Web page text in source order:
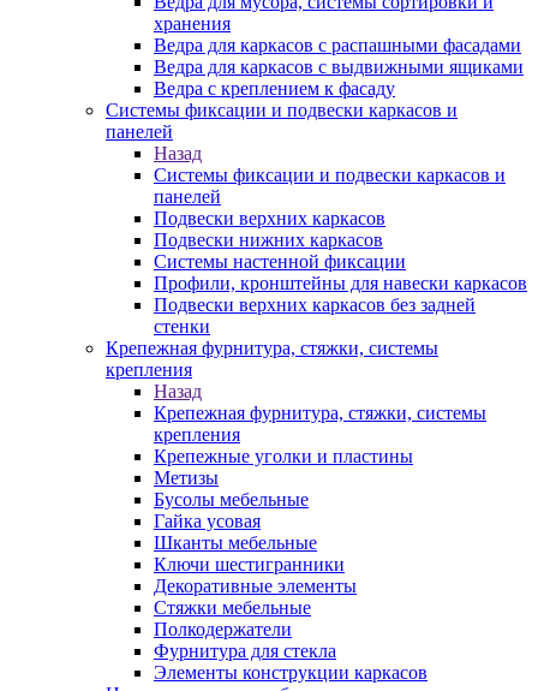
хранения
Ведра для каркасов с распашными фасадами
Ведра для каркасов с выдвижными ящиками
Ведра с креплением к фасаду
Системы фиксации и подвески каркасов и
панелей
Назад
Системы фиксации и подвески каркасов и
панелей
Подвески верхних каркасов
Подвески нижних каркасов
Системы настенной фиксации
Профили, кронштейны для навески каркасов
Подвески верхних каркасов без задней
стенки
Крепежная фурнитура, стяжки, системы
крепления
Назад
Крепежная фурнитура, стяжки, системы
крепления
Крепежные уголки и пластины
Метизы
Бусолы мебельные
Гайка усовая
Шканты мебельные
Ключи шестигранники
Декоративные элементы
Стяжки мебельные
Полкодержатели
Фурнитура для стекла
Элементы конструкции каркасов